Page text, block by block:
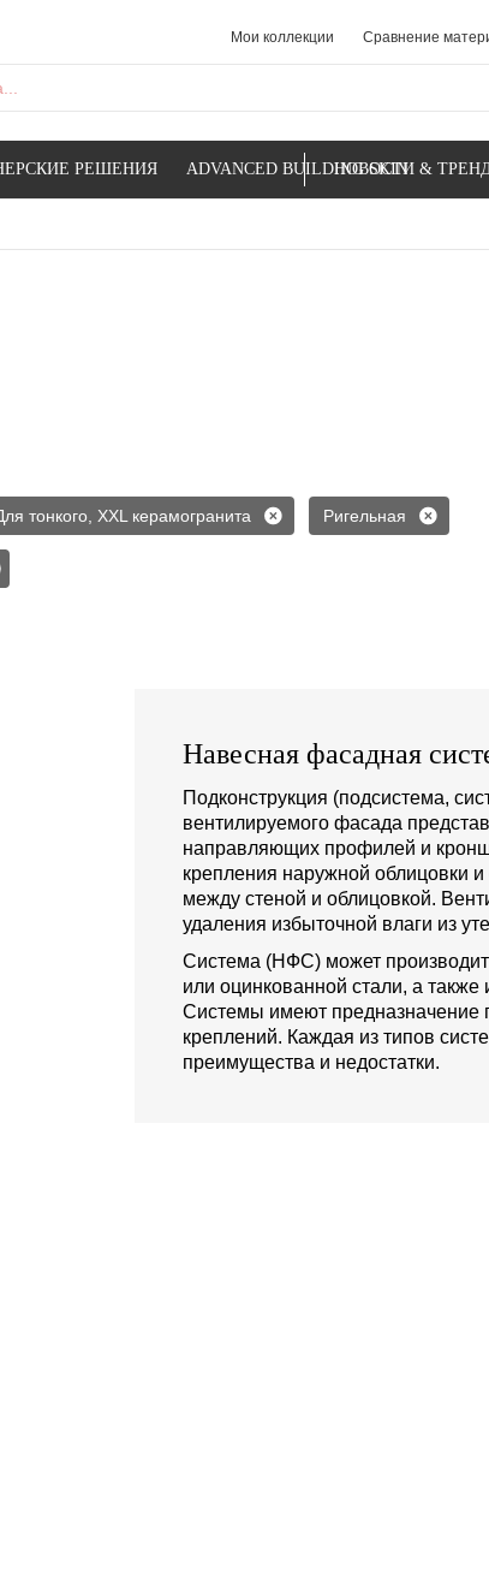
Мои коллекции Сравнение
РЕШЕНИЯ ADVANCED BUILDING SKIN
НОВОСТИ &
тонкого, XXL керамогранита Ригельная
Навесная фасадная
Подконструкция (подсистема,
вентилируемого фасада
направляющих профилей и
крепления наружной облицовки
между стеной и облицовкой.
удаления избыточной влаги из
Система (НФС) может
или оцинкованной стали, а также
Системы имеют предназначение
креплений. Каждая из типов
преимущества и недостатки.